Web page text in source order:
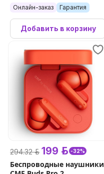
Онлайн-заказ Гарантия
Добавить в корзину
294.32 р. 199 р. -32%
Беспроводные наушники